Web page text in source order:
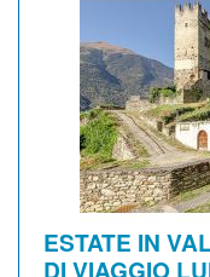
ESTATE IN
DI VIAGGIO